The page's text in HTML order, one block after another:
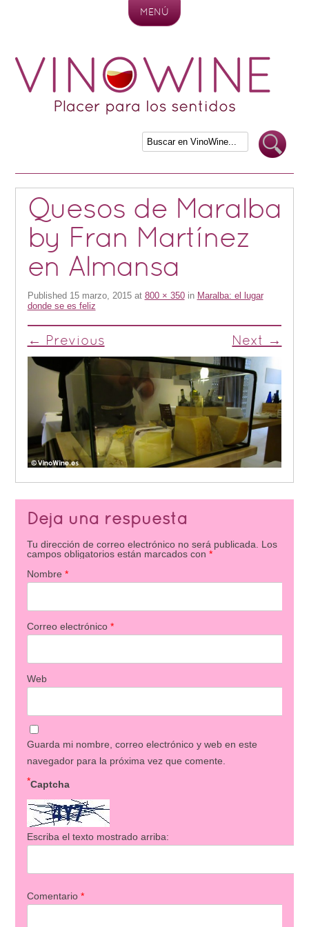
MENÚ
Quesos de Maralba
by Fran Martínez
en Almansa
Published 15 marzo, 2015at 800 × 350in Maralba: el lugar
donde se es feliz
← Previous Next →
Deja una respuesta
Tu dirección de correo electrónico no será publicada.
Los
campos obligatorios están marcados con *
Nombre *
Correo electrónico *
Web
Guarda mi nombre, correo electrónico y web en este
navegador para la próxima vez que comente.
Captcha
*
Escriba el texto mostrado arriba:
Comentario *